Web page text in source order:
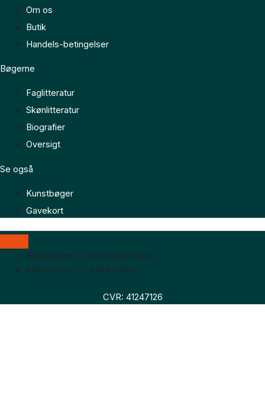
Om os
Butik
Handels-betingelser
Bøgerne
Faglitteratur
Skønlitteratur
Biografier
Oversigt
Se også
Kunstbøger
Gavekort
Boggaragen – online antikvariat
Marktoften 7H, 8464 Galten
CVR: 41247126